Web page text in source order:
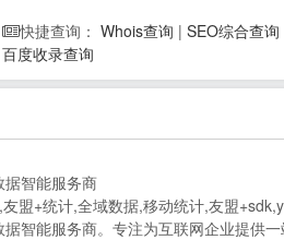
快捷查询： Whois查询 | SEO综合查询
百度收录查询
智能服务商
盟+统计,全域数据,移动统计,友盟
智能服务商。专注为互联网企业提供